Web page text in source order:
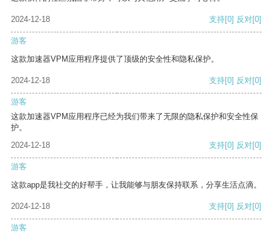
2024-12-18 支持[0] 反对[0]
游客
这款加速器VPM应用程序提供了顶级的安全性和隐私保护。
2024-12-18 支持[0] 反对[0]
游客
这款加速器VPM应用程序已经为我们带来了无限的隐私保护和安全性保
护。
2024-12-18
支持[0] 反对[0]
游客
这款app是我社交的好帮手，让我能够与朋友保持联系，分享生活点滴。
2024-12-18 支持[0] 反对[0]
游客